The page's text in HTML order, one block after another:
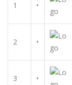
1 •
2 •
3 •